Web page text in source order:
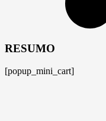
RESUMO
[popup_mini_cart]